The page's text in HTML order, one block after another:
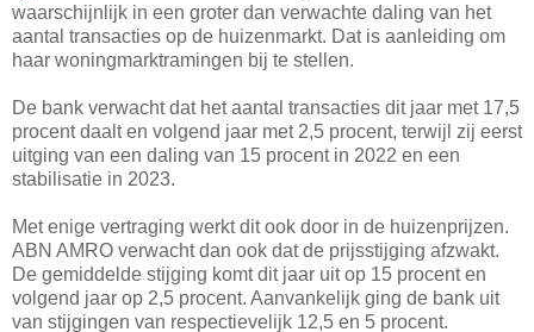
waarschijnlijk in een groter dan verwachte daling van het
aantal transacties op de huizenmarkt. Dat is aanleiding om
haar woningmarktramingen bij te stellen.
De bank verwacht dat het aantal transacties dit jaar met 17,5
procent daalt en volgend jaar met 2,5 procent, terwijl zij eerst
uitging van een daling van 15 procent in 2022 en een
stabilisatie in 2023.
Met enige vertraging werkt dit ook door in de huizenprijzen.
ABN AMRO verwacht dan ook dat de prijsstijging afzwakt.
De gemiddelde stijging komt dit jaar uit op 15 procent en
volgend jaar op 2,5 procent. Aanvankelijk ging de bank uit
van stijgingen van respectievelijk 12,5 en 5 procent.